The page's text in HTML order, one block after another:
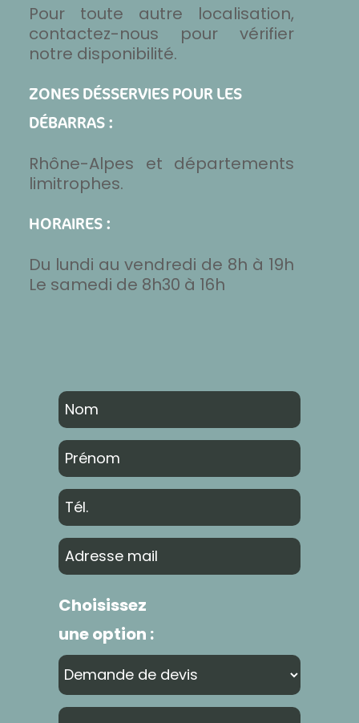
Pour toute autre localisation,
contactez-nous pour vérifier
notre disponibilité.
ZONES DÉSSERVIES POUR LES
DÉBARRAS :
Rhône-Alpes et départements
limitrophes.
HORAIRES :
Du lundi au vendredi de 8h à 19h
Le samedi de 8h30 à 16h
Choisissez
une option :